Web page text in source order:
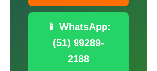
📱 WhatsApp:
(51) 99289-
2188